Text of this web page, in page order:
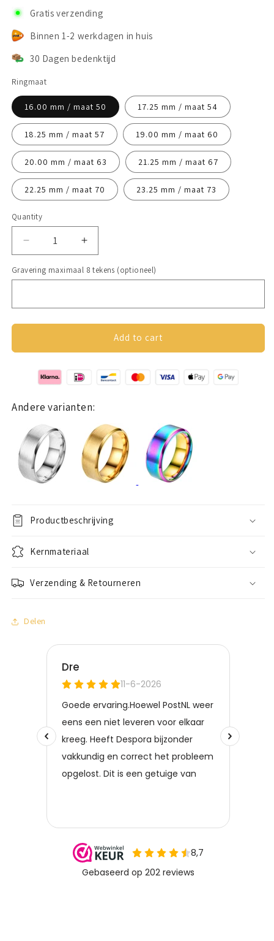
Gratis verzending
Binnen 1-2 werkdagen in huis
30 Dagen bedenktijd
Ringmaat
16.00 mm / maat 50 17.25 mm / maat 54
18.25 mm / maat 57 19.00 mm / maat 60
20.00 mm / maat 63 21.25 mm / maat 67
22.25 mm / maat 70 23.25 mm / maat 73
Quantity
Decrease
quantity
for
Graveerbare
Rosé
Goud
Increase
quantity
for
Graveerbare
Rosé
Goud
Gravering maximaal 8 tekens (optioneel)
Add to cart
Andere varianten:
Productbeschrijving
Kernmateriaal
Verzending & Retourneren
Delen